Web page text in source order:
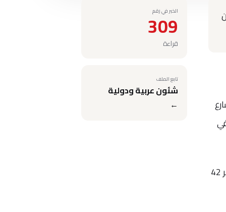
وقال أحد أقرباء محتجز الرهائن، لموقع "سكاي نيوز عربية"، إن "الرجل يدعى باسل الشيخ حسين، ويبلغ من العمر 42
الخبر في رقم
309
قراءة
تابع الملف
شئون عربية ودولية
←